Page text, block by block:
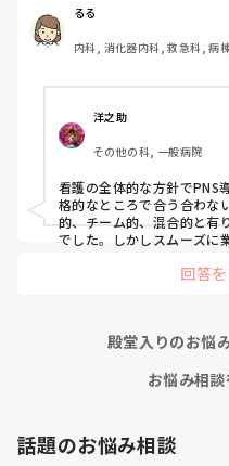
後、PNSを廃止しました。
私は、そのPNSを廃止した
棟に9月に異動してきまし
じざるを得ませんでした。
色々な病棟に入院したこと
する前の病棟の方が)新人
よ」と言っていました。
現病棟はPNSだけれども、
てられず、清潔ケアや単純
仕事しか新人にさせていま
では、イベントは必ずと言
ることがどんどん増えてい
朝の情報収集にも時間がか
の意味があるのか疑問です
やったことないの！？もう
るる
内科, 消化器内科, 救急科, 病
洋之助
その他の科, 一般病院
看護の全体的な方針でPNS
格的なところで合う合わな
的、チーム的、混合的と有
でした。しかしスムーズに
と意見交換を行うべきと思
の向き合い方になると思い
いと思います。昔は患者様
るなら実施してみてはどう
回答
殿堂入りのお悩
お悩み相
話題のお悩み相談